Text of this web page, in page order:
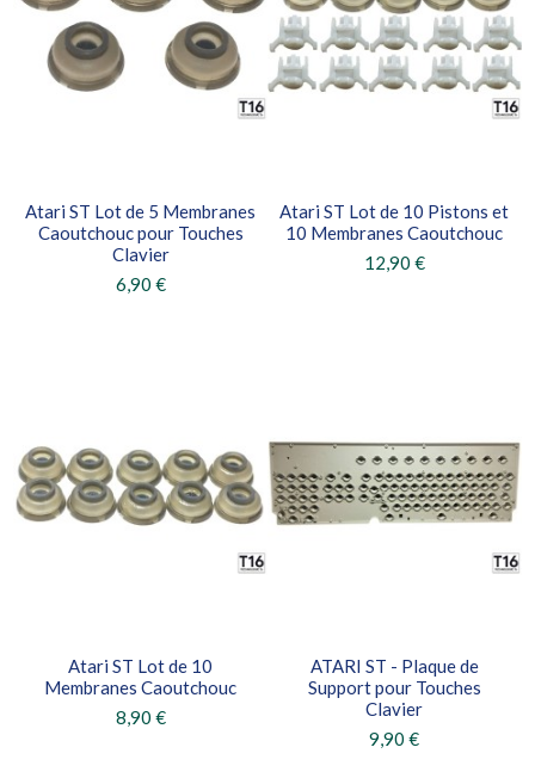
Atari ST Lot de 5 Membranes
Caoutchouc pour Touches
Clavier
6,90 €
Atari ST Lot de 10 Pistons et
10 Membranes Caoutchouc
12,90 €
Atari ST Lot de 10
Membranes Caoutchouc
8,90 €
ATARI ST - Plaque de
Support pour Touches
Clavier
9,90 €